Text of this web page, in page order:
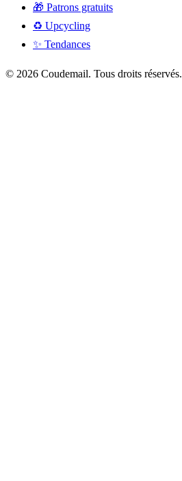
🎁 Patrons gratuits
♻️ Upcycling
✨ Tendances
© 2026 Coudemail. Tous droits réservés.